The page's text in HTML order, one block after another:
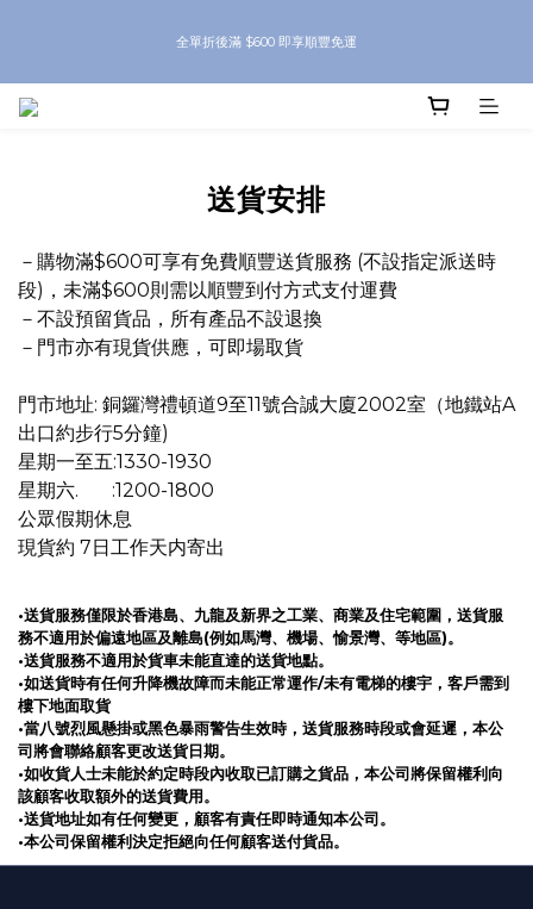
全單折後滿 $600 即享順豐免運
8月優惠 凡購物折後滿$250送Skinbeauty 自家Eyes Mask一對 每滿$500送
送貨安排
－ 購物滿$600可享有免費順豐送貨服務 (不設指定派送時
段) ， 未滿$600則需以順豐到付方式支付運費
－不設預留貨品，所有產品不設退換
－門市亦有現貨供應，可即場取貨
門市地址: 銅鑼灣禮頓道9至11號合誠大廈2002室（地鐵站A
出口約步行5分鐘)
星期一至五:1330-1930
星期六. :1200-1800
公眾假期休息
現貨約 7日工作天内寄出
•送貨服務僅限於香港島、九龍及新界之工業、商業及住宅範圍，送貨服
務不適用於偏遠地區及離島(例如馬灣、機場、愉景灣、等地區)。
•送貨服務不適用於貨車未能直達的送貨地點。
•如送貨時有任何升降機故障而未能正常運作/未有電梯的樓宇，客戶需到
樓下地面取貨
•當八號烈風懸掛或黑色暴雨警告生效時，送貨服務時段或會延遲，本公
司將會聯絡顧客更改送貨日期。
•如收貨人士未能於約定時段內收取已訂購之貨品，本公司將保留權利向
該顧客收取額外的送貨費用。
•送貨地址如有任何變更，顧客有責任即時通知本公司。
•本公司保留權利決定拒絕向任何顧客送付貨品。